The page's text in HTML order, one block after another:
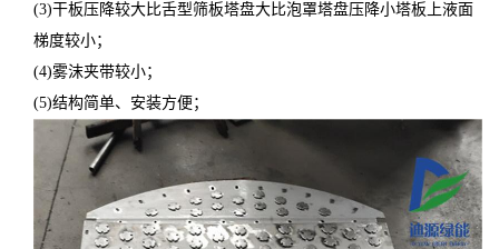
(3)干板压降较大比舌型筛板塔盘大比泡罩塔盘压降小塔板上液面
梯度较小；
(4)雾沫夹带较小；
(5)结构简单、安装方便；